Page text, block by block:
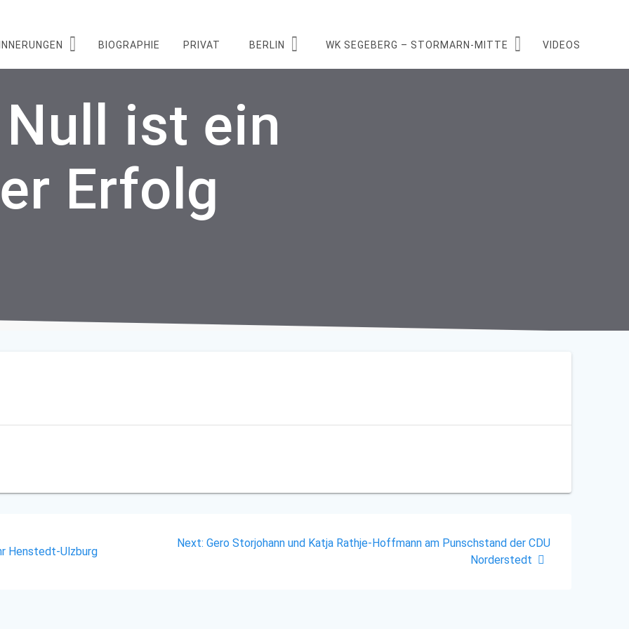
BIOGRAPHIE PRIVAT BERLIN WK SEGEBERG – STORMARN-MITTE VIDEOS
ist ein
Erfolg
Henstedt-Ulzburg
Next: Next
Gero Storjohann und Katja Rathje-Hoffmann am Punschstand der CDU
Norderstedt